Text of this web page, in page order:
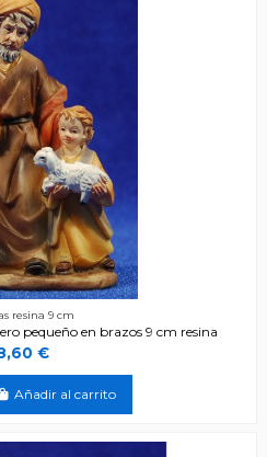
resina 9 cm
pequeño en brazos 9 cm resina
€
Añadir al carrito